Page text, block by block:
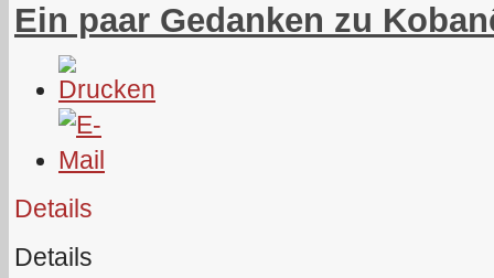
Ein paar Gedanken zu
Details
Details